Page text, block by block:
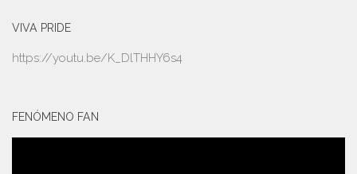
VIVA PRIDE
https://youtu.be/K_DlTHHY6s4
FENÓMENO FAN